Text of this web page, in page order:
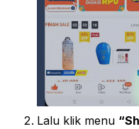
Lalu klik menu